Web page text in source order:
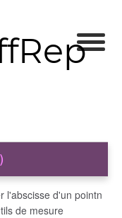
l'abscisse d'un pointn
de mesure